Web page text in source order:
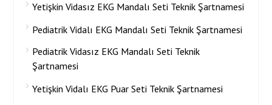
Yetişkin Vidasız EKG Mandalı Seti Teknik Şartnamesi
Pediatrik Vidalı EKG Mandalı Seti Teknik Şartnamesi
Pediatrik Vidasız EKG Mandalı Seti Teknik
Şartnamesi
Yetişkin Vidalı EKG Puar Seti Teknik Şartnamesi